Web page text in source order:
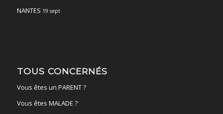
NANTES 19 sept
TOUS CONCERNÉS
Vous êtes un PARENT ?
Vous êtes MALADE ?